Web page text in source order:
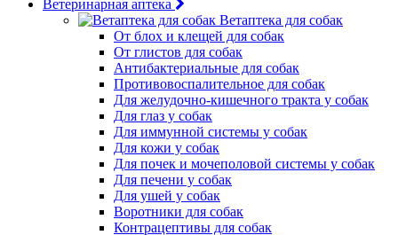
Ветеринарная аптека
Ветаптека для собак
От блох и клещей для собак
От глистов для собак
Антибактериальные для собак
Противовоспалительное для собак
Для желудочно-кишечного тракта у собак
Для глаз у собак
Для иммунной системы у собак
Для кожи у собак
Для почек и мочеполовой системы у собак
Для печени у собак
Для ушей у собак
Воротники для собак
Контрацептивы для собак